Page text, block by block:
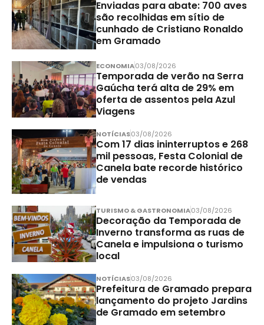
Enviadas para abate: 700 aves
são recolhidas em sítio de
cunhado de Cristiano Ronaldo
em Gramado
ECONOMIA03/08/2026
Temporada de verão na Serra
Gaúcha terá alta de 29% em
oferta de assentos pela Azul
Viagens
NOTÍCIAS03/08/2026
Com 17 dias ininterruptos e 268
mil pessoas, Festa Colonial de
Canela bate recorde histórico
de vendas
TURISMO & GASTRONOMIA03/08/2026
Decoração da Temporada de
Inverno transforma as ruas de
Canela e impulsiona o turismo
local
NOTÍCIAS03/08/2026
Prefeitura de Gramado prepara
lançamento do projeto Jardins
de Gramado em setembro